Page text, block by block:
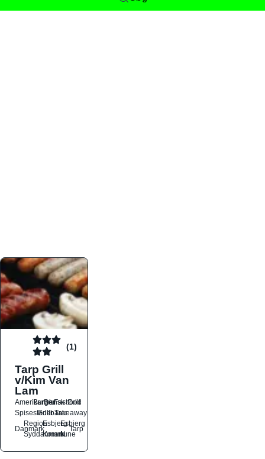
(1)
Tarp Grill
v/Kim Van
Lam
Amerikansk
BurgerDanskFastfood
Grill
SpisestederGrillbarerTakeaway
Danmark
Region
Syddanmark
Esbjerg
Kommune
Esbjerg
N
Tarp